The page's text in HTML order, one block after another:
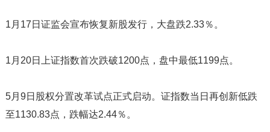
1月17日证监会宣布恢复新股发行，大盘跌2.33％。
1月20日上证指数首次跌破1200点，盘中最低1199点。
5月9日股权分置改革试点正式启动。证指数当日再创新低跌
至1130.83点，跌幅达2.44％。